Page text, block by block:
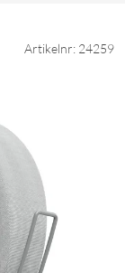
Artikelnr: 24259